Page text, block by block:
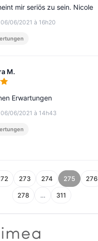
06/2021 à 16h20
mir seriös zu sein. Nicole
M.
von 5
06/2021 à 14h43
Erwartungen
273 274 275 276
278 … 311